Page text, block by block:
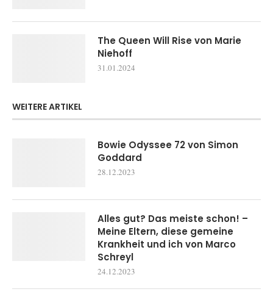
The Queen Will Rise von Marie
Niehoff
31.01.2024
WEITERE ARTIKEL
Bowie Odyssee 72 von Simon
Goddard
28.12.2023
Alles gut? Das meiste schon! –
Meine Eltern, diese gemeine
Krankheit und ich von Marco
Schreyl
24.12.2023